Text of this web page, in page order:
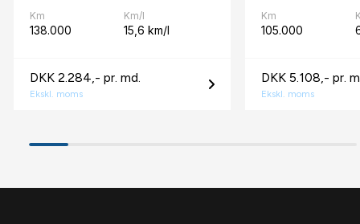
blindvinkelsassistent
DAB radio
dæktryksmåler
Km
138.000
Km/l
15,6 km/l
DKK 2.284,- pr. md.
Ekskl. moms
Km
105.000
DKK 5.108,- pr.
Ekskl. moms